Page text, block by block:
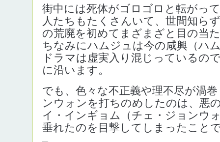
街中には死体がゴロゴロと転がっ
人たちもたくさんいて、世間知ら
の荒廃を初めてまざまざと目の当
ちなみにハムジュは今の咸興（ハ
ドラマは虚実入り混じっているの
に沿います。
でも、色々な不正義や理不尽が渦
ンウォンを打ちのめしたのは、悪
イ・インギョム（チェ・ジョンウ
垂れたのを目撃してしまったこと